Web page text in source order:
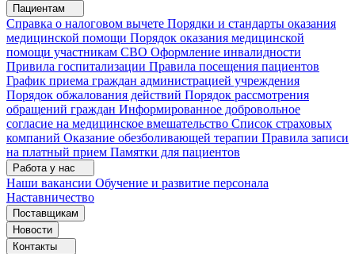
Пациентам
Справка о налоговом вычете Порядки и стандарты оказания
медицинской помощи Порядок оказания медицинской
помощи участникам СВО Оформление инвалидности
Привила госпитализации Правила посещения пациентов
График приема граждан администрацией учреждения
Порядок обжалования действий Порядок рассмотрения
обращений граждан Информированное добровольное
согласие на медицинское вмешательство Список страховых
компаний Оказание обезболивающей терапии Правила записи
на платный прием Памятки для пациентов
Работа у нас
Наши вакансии Обучение и развитие персонала
Наставничество
Поставщикам
Новости
Контакты